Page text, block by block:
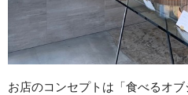
お店のコンセプトは「食べるオ